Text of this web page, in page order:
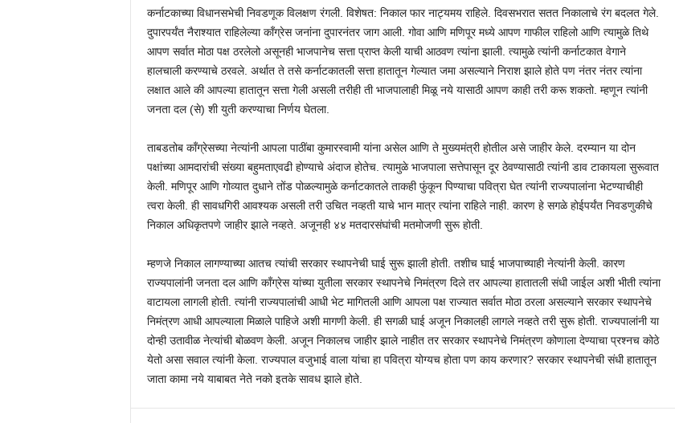
कर्नाटकाच्या विधानसभेची निवडणूक विलक्षण रंगली. विशेषत: निकाल फार नाट्यमय राहिले. दिवसभरात सतत निकालाचे रंग बदलत गेले.
दुपारपर्यंत नैराश्यात राहिलेल्या कॉंग्रेस जनांना दुपारनंतर जाग आली. गोवा आणि मणिपूर मध्ये आपण गाफील राहिलो आणि त्यामुळे तिथे
आपण सर्वात मोठा पक्ष ठरलेलो असूनही भाजपानेच सत्ता प्राप्त केली याची आठवण त्यांना झाली. त्यामुळे त्यांनी कर्नाटकात वेगाने
हालचाली करण्याचे ठरवले. अर्थात ते तसे कर्नाटकातली सत्ता हातातून गेल्यात जमा असल्याने निराश झाले होते पण नंतर नंतर त्यांना
लक्षात आले की आपल्या हातातून सत्ता गेली असली तरीही ती भाजपालाही मिळू नये यासाठी आपण काही तरी करू शकतो. म्हणून त्यांनी
जनता दल (से) शी युती करण्याचा निर्णय घेतला.
ताबडतोब कॉंग्रेसच्या नेत्यांनी आपला पाठींबा कुमारस्वामी यांना असेल आणि ते मुख्यमंत्री होतील असे जाहीर केले. दरम्यान या दोन
पक्षांच्या आमदारांची संख्या बहुमताएवढी होण्याचे अंदाज होतेच. त्यामुळे भाजपाला सत्तेपासून दूर ठेवण्यासाठी त्यांनी डाव टाकायला सुरूवात
केली. मणिपूर आणि गोव्यात दुधाने तोंड पोळल्यामुळे कर्नाटकातले ताकही फुंकून पिण्याचा पवित्रा घेत त्यांनी राज्यपालांना भेटण्याचीही
त्वरा केली. ही सावधगिरी आवश्यक असली तरी उचित नव्हती याचे भान मात्र त्यांना राहिले नाही. कारण हे सगळे होईपर्यंत निवडणुकीचे
निकाल अधिकृतपणे जाहीर झाले नव्हते. अजूनही ४४ मतदारसंघांची मतमोजणी सुरू होती.
म्हणजे निकाल लागण्याच्या आतच त्यांची सरकार स्थापनेची घाई सुरू झाली होती. तशीच घाई भाजपाच्याही नेत्यांनी केली. कारण
राज्यपालांनी जनता दल आणि कॉंग्रेस यांच्या युतीला सरकार स्थापनेचे निमंत्रण दिले तर आपल्या हातातली संधी जाईल अशी भीती त्यांना
वाटायला लागली होती. त्यांनी राज्यपालांची आधी भेट मागितली आणि आपला पक्ष राज्यात सर्वात मोठा ठरला असल्याने सरकार स्थापनेचे
निमंत्रण आधी आपल्याला मिळाले पाहिजे अशी मागणी केली. ही सगळी घाई अजून निकालही लागले नव्हते तरी सुरू होती. राज्यपालांनी या
दोन्ही उतावीळ नेत्यांची बोळवण केली. अजून निकालच जाहीर झाले नाहीत तर सरकार स्थापनेचे निमंत्रण कोणाला देण्याचा प्रश्‍नच कोठे
येतो असा सवाल त्यांनी केला. राज्यपाल वजुभाई वाला यांचा हा पवित्रा योग्यच होता पण काय करणार? सरकार स्थापनेची संधी हातातून
जाता कामा नये याबाबत नेते नको इतके सावध झाले होते.